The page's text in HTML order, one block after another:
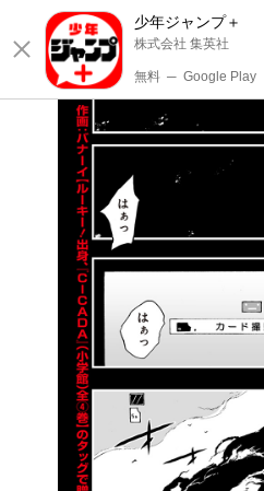
少年ジャンプ＋
株式会社 集英社
無料 ─ Google Play